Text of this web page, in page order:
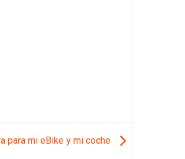
para mi eBike y mi coche